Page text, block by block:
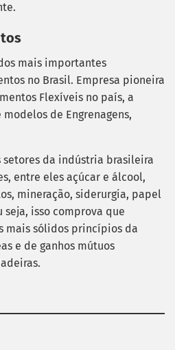
mais importantes
no Brasil. Empresa pioneira
Flexíveis no país, a
de Engrenagens,
setores da indústria brasileira
entre eles açúcar e álcool,
mineração, siderurgia, papel
isso comprova que
mais sólidos princípios da
e de ganhos mútuos